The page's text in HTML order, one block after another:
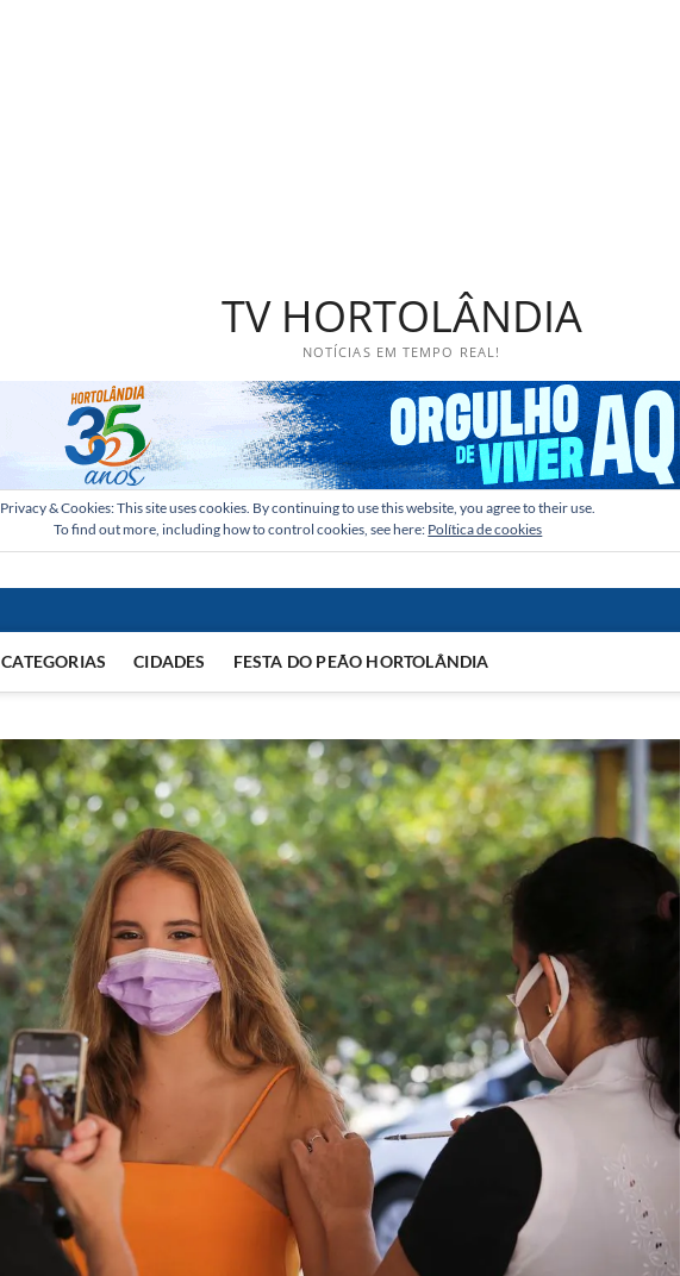
TV HORTOLÂNDIA
NOTÍCIAS EM TEMPO REAL!
Privacy & Cookies: This site uses cookies. By continuing to use this website, you agree to their use.
To find out more, including how to control cookies, see here: Política de cookies
CATEGORIAS CIDADES FESTA DO PEÃO HORTOLÂNDIA